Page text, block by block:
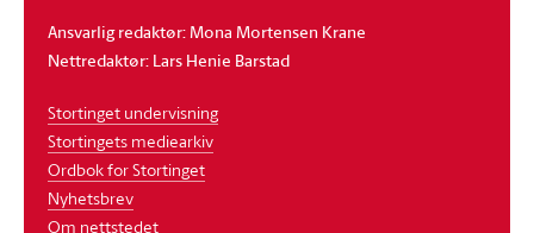
Ansvarlig redaktør: Mona Mortensen Krane
Nettredaktør: Lars Henie Barstad
Stortinget undervisning
Stortingets mediearkiv
Ordbok for Stortinget
Nyhetsbrev
Om nettstedet